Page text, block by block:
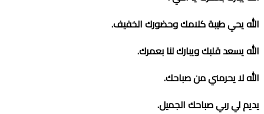
الله يحي طيبة كلامك وحضورك الخفيف.
الله يسعد قلبك ويبارك لنا بعمرك.
الله لا يحرمني من صباحك.
يديم لي ربي صباحك الجميل